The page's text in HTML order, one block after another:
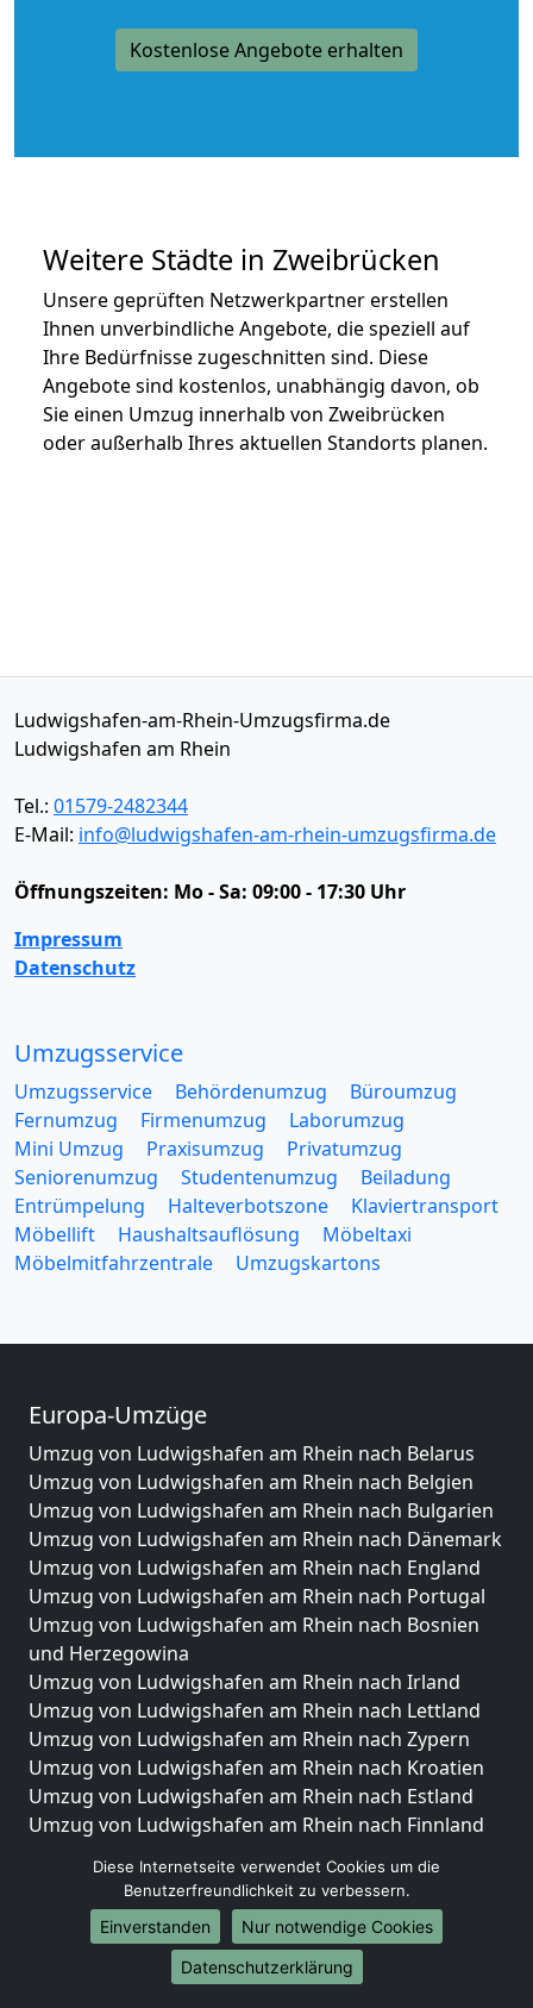
Kostenlose Angebote erhalten
Weitere Städte in Zweibrücken
Unsere geprüften Netzwerkpartner erstellen
Ihnen unverbindliche Angebote, die speziell auf
Ihre Bedürfnisse zugeschnitten sind. Diese
Angebote sind kostenlos, unabhängig davon, ob
Sie einen Umzug innerhalb von Zweibrücken
oder außerhalb Ihres aktuellen Standorts planen.
Ludwigshafen-am-Rhein-Umzugsfirma.de
Ludwigshafen am Rhein
Tel.: 01579-2482344
E-Mail: info@ludwigshafen-am-rhein-umzugsfirma.de
Öffnungszeiten: Mo - Sa: 09:00 - 17:30 Uhr
Impressum
Datenschutz
Umzugsservice
Umzugsservice Behördenumzug
Büroumzug
Fernumzug
Firmenumzug
Laborumzug
Mini Umzug
Praxisumzug
Privatumzug
Seniorenumzug
Studentenumzug
Beiladung
Entrümpelung
Halteverbotszone
Klaviertransport
Möbellift
Haushaltsauflösung
Möbeltaxi
Möbelmitfahrzentrale
Umzugskartons
Europa-Umzüge
Umzug von Ludwigshafen am Rhein nach Belarus
Umzug von Ludwigshafen am Rhein nach Belgien
Umzug von Ludwigshafen am Rhein nach Bulgarien
Umzug von Ludwigshafen am Rhein nach Dänemark
Umzug von Ludwigshafen am Rhein nach England
Umzug von Ludwigshafen am Rhein nach Portugal
Umzug von Ludwigshafen am Rhein nach Bosnien
und Herzegowina
Umzug von Ludwigshafen am Rhein nach Irland
Umzug von Ludwigshafen am Rhein nach Lettland
Umzug von Ludwigshafen am Rhein nach Zypern
Umzug von Ludwigshafen am Rhein nach Kroatien
Umzug von Ludwigshafen am Rhein nach Estland
Umzug von Ludwigshafen am Rhein nach Finnland
Umzug von Ludwigshafen am Rhein nach
Griechenland
Umzug von Ludwigshafen am Rhein nach Italien
Umzug von Ludwigshafen am Rhein nach
Diese Internetseite verwendet Cookies um die
Benutzerfreundlichkeit zu verbessern.
Einverstanden
Nur notwendige Cookies
Datenschutzerklärung